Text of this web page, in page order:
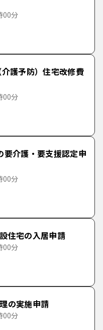
00分
介護予防）住宅改修費
00分
要介護・要支援認定申
00分
住宅の入居申請
00分
の実施申請
00分